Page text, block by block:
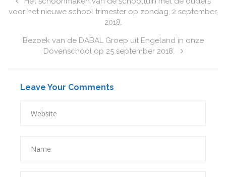
voor het nieuwe school trimester op zondag, 2 september,
2018.
Bezoek van de DABAL Groep uit Engeland in onze
Dovenschool op 25 september 2018.
Leave Your Comments